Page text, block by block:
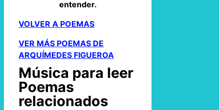
entender.
VOLVER A POEMAS
VER MÁS POEMAS DE
ARQUÍMEDES FIGUEROA
Música para leer
Poemas
relacionados